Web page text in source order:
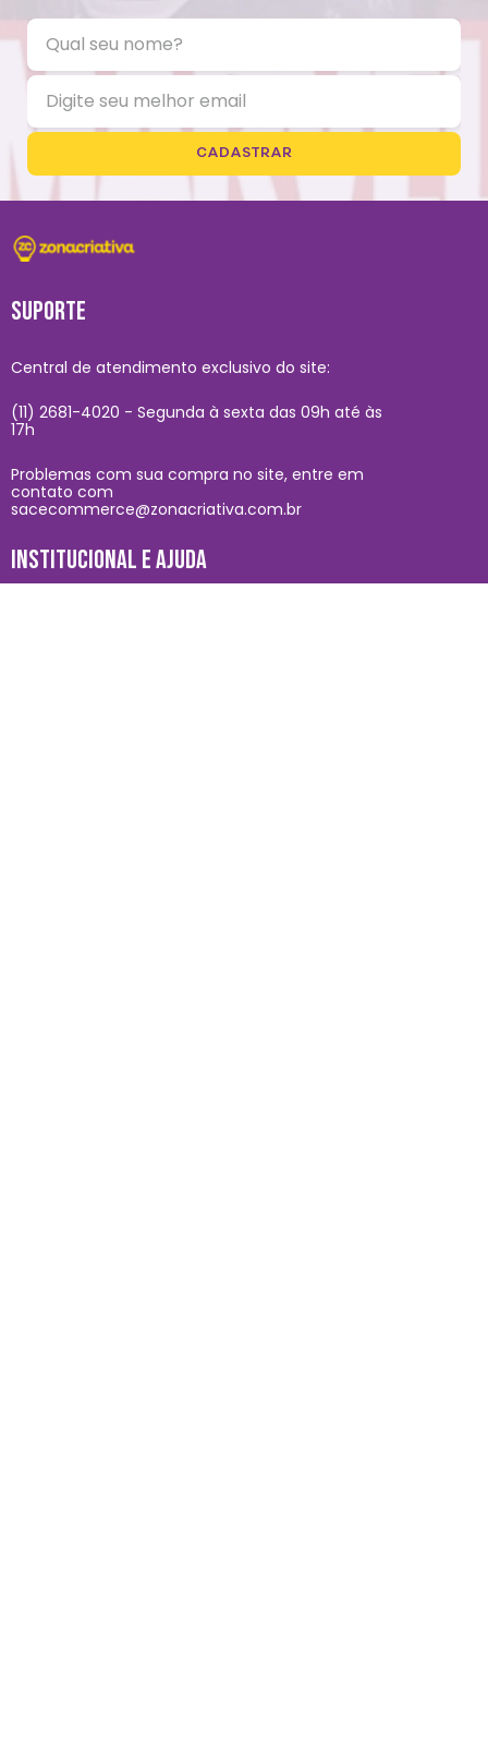
CADASTRAR
SUPORTE
Central de atendimento exclusivo do site:
(11) 2681-4020 - Segunda à sexta das 09h até às
17h
Problemas com sua compra no site, entre em
contato com
sacecommerce@zonacriativa.com.br
INSTITUCIONAL E AJUDA